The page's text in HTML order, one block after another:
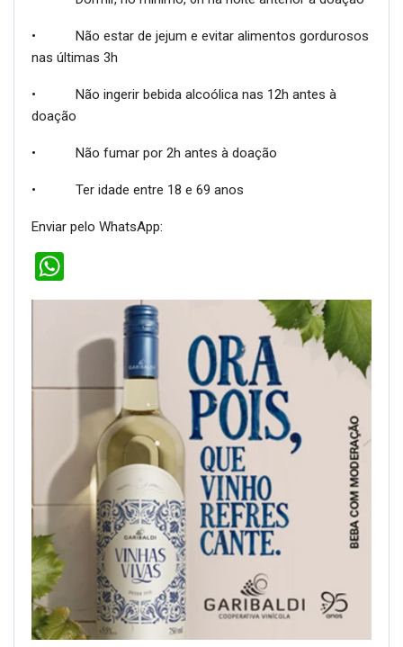
• Não estar de jejum e evitar alimentos gordurosos
nas últimas 3h
• Não ingerir bebida alcoólica nas 12h antes à
doação
• Não fumar por 2h antes à doação
• Ter idade entre 18 e 69 anos
Enviar pelo WhatsApp: